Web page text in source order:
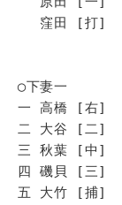
窪田 [打]
◯下妻一
一 高橋 [右]
二 大谷 [二]
三 秋葉 [中]
四 磯貝 [三]
五 大竹 [捕]